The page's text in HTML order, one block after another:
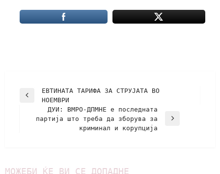
ЕВТИНАТА ТАРИФА ЗА СТРУЈАТА ВО
НОЕМВРИ
ДУИ: ВМРО-ДПМНЕ е последната
партија што треба да зборува за
криминал и корупција
МОЖЕБИ ЌЕ ВИ СЕ ДОПАДНЕ